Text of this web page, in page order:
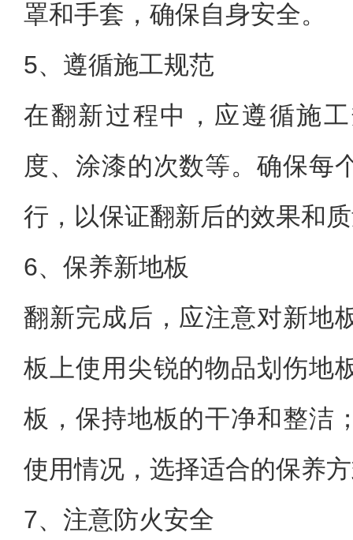
罩和手套，确保自身安全。
5、遵循施工规范
在翻新过程中，应遵循施
度、涂漆的次数等。确保每
行，以保证翻新后的效果和
6、保养新地板
翻新完成后，应注意对新地
板上使用尖锐的物品划伤地
板，保持地板的干净和整洁
使用情况，选择适合的保养
7、注意防火安全